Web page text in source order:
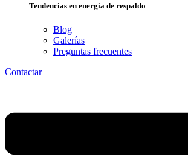
Tendencias en energia de respaldo
Blog
Galerías
Preguntas frecuentes
Contactar